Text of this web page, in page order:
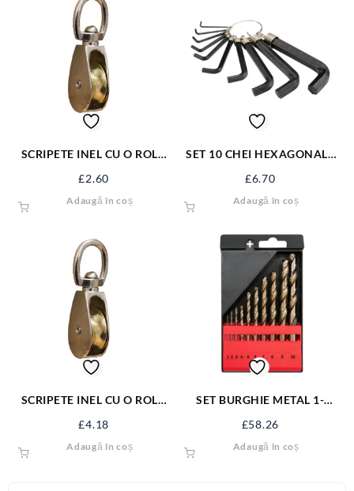
SCRIPETE INEL CU O ROLA
£2.60
Adaugă în coș
SET 10 CHEI HEXAGONALE
£6.70
Adaugă în coș
SCRIPETE INEL CU O ROLA
£4.18
Adaugă în coș
SET BURGHIE METAL 1-
41603
£58.26
Adaugă în coș